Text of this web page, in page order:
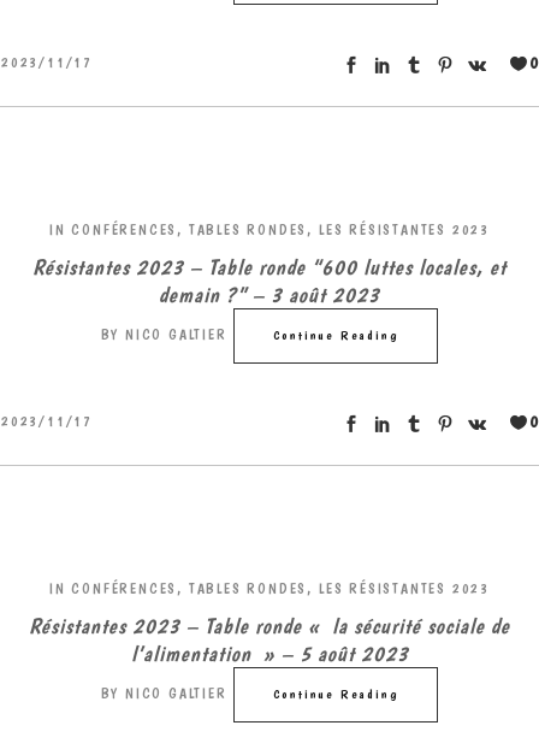
2023/11/17 0
IN CONFÉRENCES, TABLES RONDES , LES RÉSISTANTES 2023
Résistantes 2023 – Table ronde “600 luttes locales, et
demain ?” – 3 août 2023
BY NICO GALTIER Continue Reading
2023/11/17 0
IN CONFÉRENCES, TABLES RONDES , LES RÉSISTANTES 2023
Résistantes 2023 – Table ronde « la sécurité sociale de
l’alimentation » – 5 août 2023
BY NICO GALTIER Continue Reading